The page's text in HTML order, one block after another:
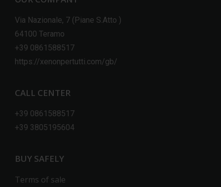
Via Nazionale, 7 (Piane S.Atto )
64100 Teramo
+39 0861588517
https://xenonpertutti.com/gb/
CALL CENTER
+39 0861588517
+39 3805195604
BUY SAFELY
Terms of sale